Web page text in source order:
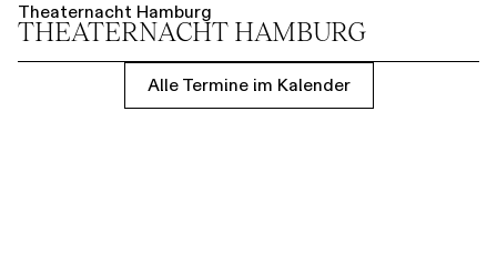
Theaternacht Hamburg
THEATER­NACHT HAMBURG
Alle Termine im Kalender